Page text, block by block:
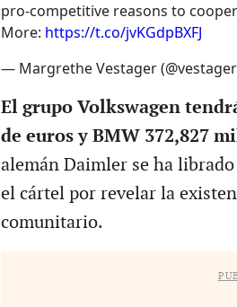
pro-competitive reasons to
More: https://t.co/jvKGdpBXFJ
— Margrethe Vestager
El grupo Volkswagen
de euros y BMW 372,827
alemán Daimler se ha
el cártel por revelar la
comunitario.